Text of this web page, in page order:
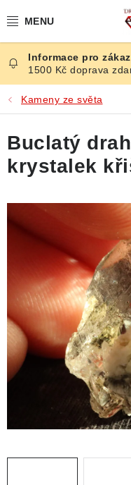
na
ČESKÉ KAMENY
ŠPERKY
KAMENY ZE SVĚTA
BROUŠENÉ
SLEVY
ÚČINKY
KRYSTALY
ČLÁNKY
NALEZIŠTĚ
VIDEOGALERIE
1500 Kč doprava
Kameny ze světa
Buclatý
krystalek